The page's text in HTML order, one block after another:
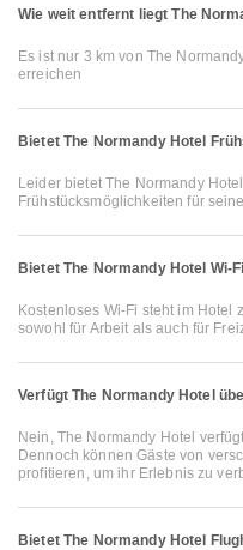
Wie weit entfernt liegt The
Es ist nur 3 km von The
erreichen
Bietet The Normandy Hotel
Leider bietet The Normandy
Frühstücksmöglichkeiten für
Bietet The Normandy Hotel Wi-
Kostenloses Wi-Fi steht im Hotel
sowohl für Arbeit als auch für
Verfügt The Normandy Hotel
Nein, The Normandy Hotel
Dennoch können Gäste von
profitieren, um ihr Erlebnis zu
Bietet The Normandy Hotel